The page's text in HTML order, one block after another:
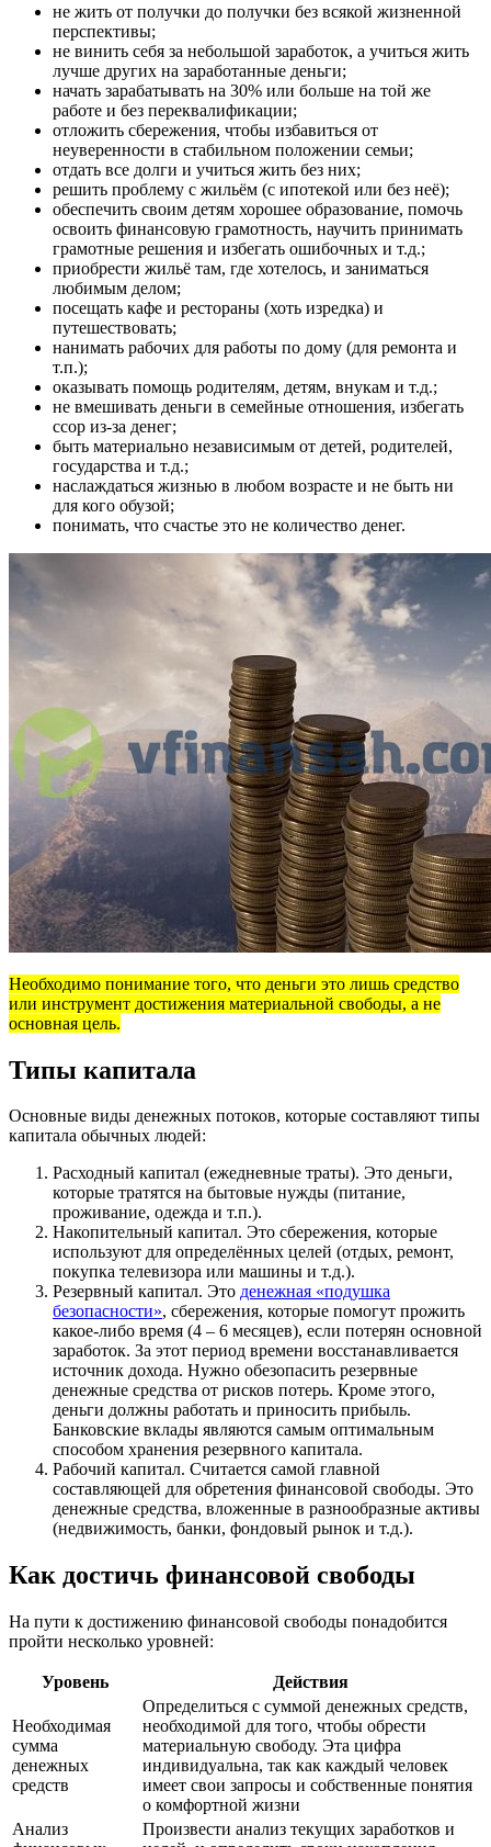
не жить от получки до получки без всякой жизненной
перспективы;
не винить себя за небольшой заработок, а учиться жить
лучше других на заработанные деньги;
начать зарабатывать на 30% или больше на той же
работе и без переквалификации;
отложить сбережения, чтобы избавиться от
неуверенности в стабильном положении семьи;
отдать все долги и учиться жить без них;
решить проблему с жильём (с ипотекой или без неё);
обеспечить своим детям хорошее образование, помочь
освоить финансовую грамотность, научить принимать
грамотные решения и избегать ошибочных и т.д.;
приобрести жильё там, где хотелось, и заниматься
любимым делом;
посещать кафе и рестораны (хоть изредка) и
путешествовать;
нанимать рабочих для работы по дому (для ремонта и
т.п.);
оказывать помощь родителям, детям, внукам и т.д.;
не вмешивать деньги в семейные отношения, избегать
ссор из-за денег;
быть материально независимым от детей, родителей,
государства и т.д.;
наслаждаться жизнью в любом возрасте и не быть ни
для кого обузой;
понимать, что счастье это не количество денег.
Необходимо понимание того, что деньги это лишь средство
или инструмент достижения материальной свободы, а не
основная цель.
Типы капитала
Основные виды денежных потоков, которые составляют типы
капитала обычных людей:
Расходный капитал (ежедневные траты). Это деньги,
которые тратятся на бытовые нужды (питание,
проживание, одежда и т.п.).
Накопительный капитал. Это сбережения, которые
используют для определённых целей (отдых, ремонт,
покупка телевизора или машины и т.д.).
Резервный капитал. Это денежная «подушка
безопасности», сбережения, которые помогут прожить
какое-либо время (4 – 6 месяцев), если потерян основной
заработок. За этот период времени восстанавливается
источник дохода. Нужно обезопасить резервные
денежные средства от рисков потерь. Кроме этого,
деньги должны работать и приносить прибыль.
Банковские вклады являются самым оптимальным
способом хранения резервного капитала.
Рабочий капитал. Считается самой главной
составляющей для обретения финансовой свободы. Это
денежные средства, вложенные в разнообразные активы
(недвижимость, банки, фондовый рынок и т.д.).
Как достичь финансовой свободы
На пути к достижению финансовой свободы понадобится
пройти несколько уровней:
Уровень Действия
Необходимая
сумма
денежных
средств
Определиться с суммой денежных средств,
необходимой для того, чтобы обрести
материальную свободу. Эта цифра
индивидуальна, так как каждый человек
имеет свои запросы и собственные понятия
о комфортной жизни
Анализ
Произвести анализ текущих заработков и